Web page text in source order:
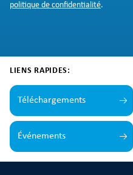
politique de confidentialité.
LIENS RAPIDES:
Téléchargements
Événements